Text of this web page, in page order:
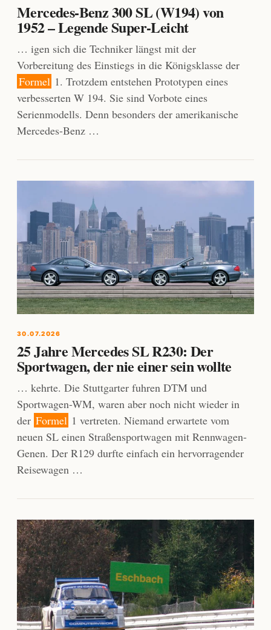
Mercedes-Benz 300 SL (W194) von
1952 – Legende Super-Leicht
… igen sich die Techniker längst mit der
Vorbereitung des Einstiegs in die Königsklasse der
Formel 1. Trotzdem entstehen Prototypen eines
verbesserten W 194. Sie sind Vorbote eines
Serienmodells. Denn besonders der amerikanische
Mercedes-Benz …
30.07.2026
25 Jahre Mercedes SL R230: Der
Sportwagen, der nie einer sein wollte
… kehrte. Die Stuttgarter fuhren DTM und
Sportwagen-WM, waren aber noch nicht wieder in
der Formel 1 vertreten. Niemand erwartete vom
neuen SL einen Straßensportwagen mit Rennwagen-
Genen. Der R129 durfte einfach ein hervorragender
Reisewagen …